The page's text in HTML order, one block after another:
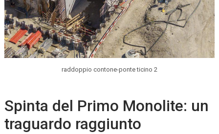
raddoppio contone-ponte ticino 2
Spinta del Primo Monolite: un
traguardo raggiunto